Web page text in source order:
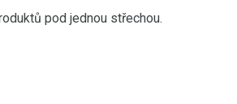
pod jednou střechou.